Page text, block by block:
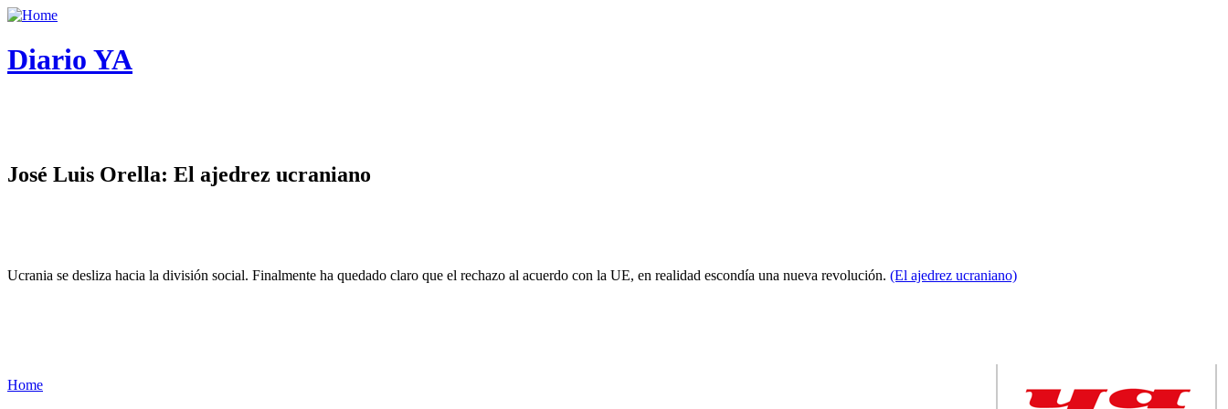
Diario YA
José Luis Orella: El ajedrez ucraniano
Ucrania se desliza hacia la división social. Finalmente ha quedado claro que el rechazo al acuerdo con la UE, en realidad escondía una nueva revolución. (El ajedrez ucraniano)
Home